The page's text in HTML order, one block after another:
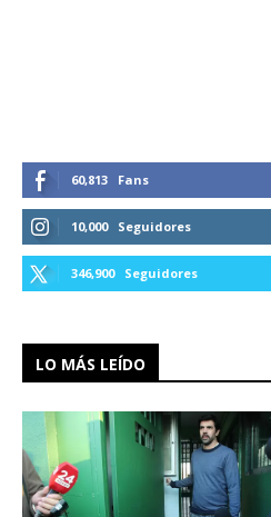
60,813 Fans
10,000 Seguidores
346,900 Seguidores
LO MÁS LEÍDO